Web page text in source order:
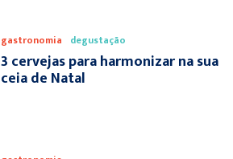
gastronomia degustação
3 cervejas para harmonizar na sua
ceia de Natal